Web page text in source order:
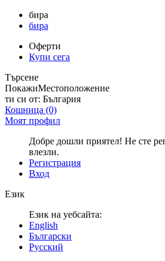
бира
бира
Оферти
Купи сега
Търсене
ПокажиМестоположение
ти си от: България
Кошница (0)
Моят профил
Добре дошли приятел! Не сте
влезли.
Регистрация
Вход
Език
Език на уебсайта:
English
Български
Русский